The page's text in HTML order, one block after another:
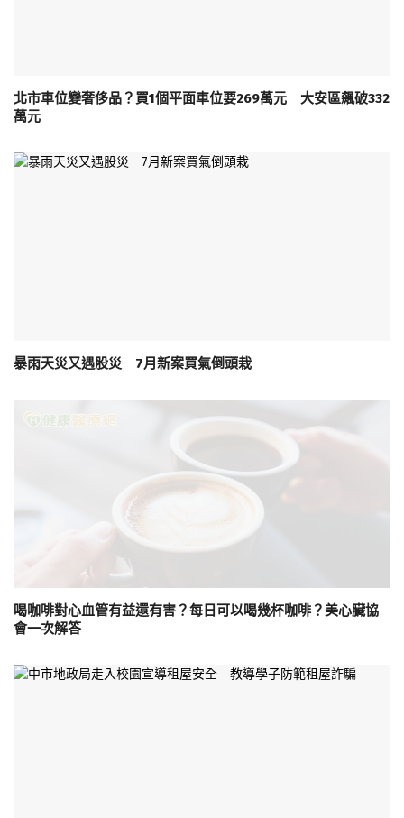
北市車位變奢侈品？買1個平面車位要269萬元 大安區飆破332
萬元
暴雨天災又遇股災 7月新案買氣倒頭栽
喝咖啡對心血管有益還有害？每日可以喝幾杯咖啡？美心臟協
會一次解答